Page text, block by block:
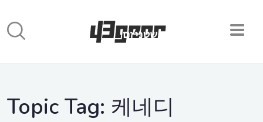
Topic Tag: 케네디